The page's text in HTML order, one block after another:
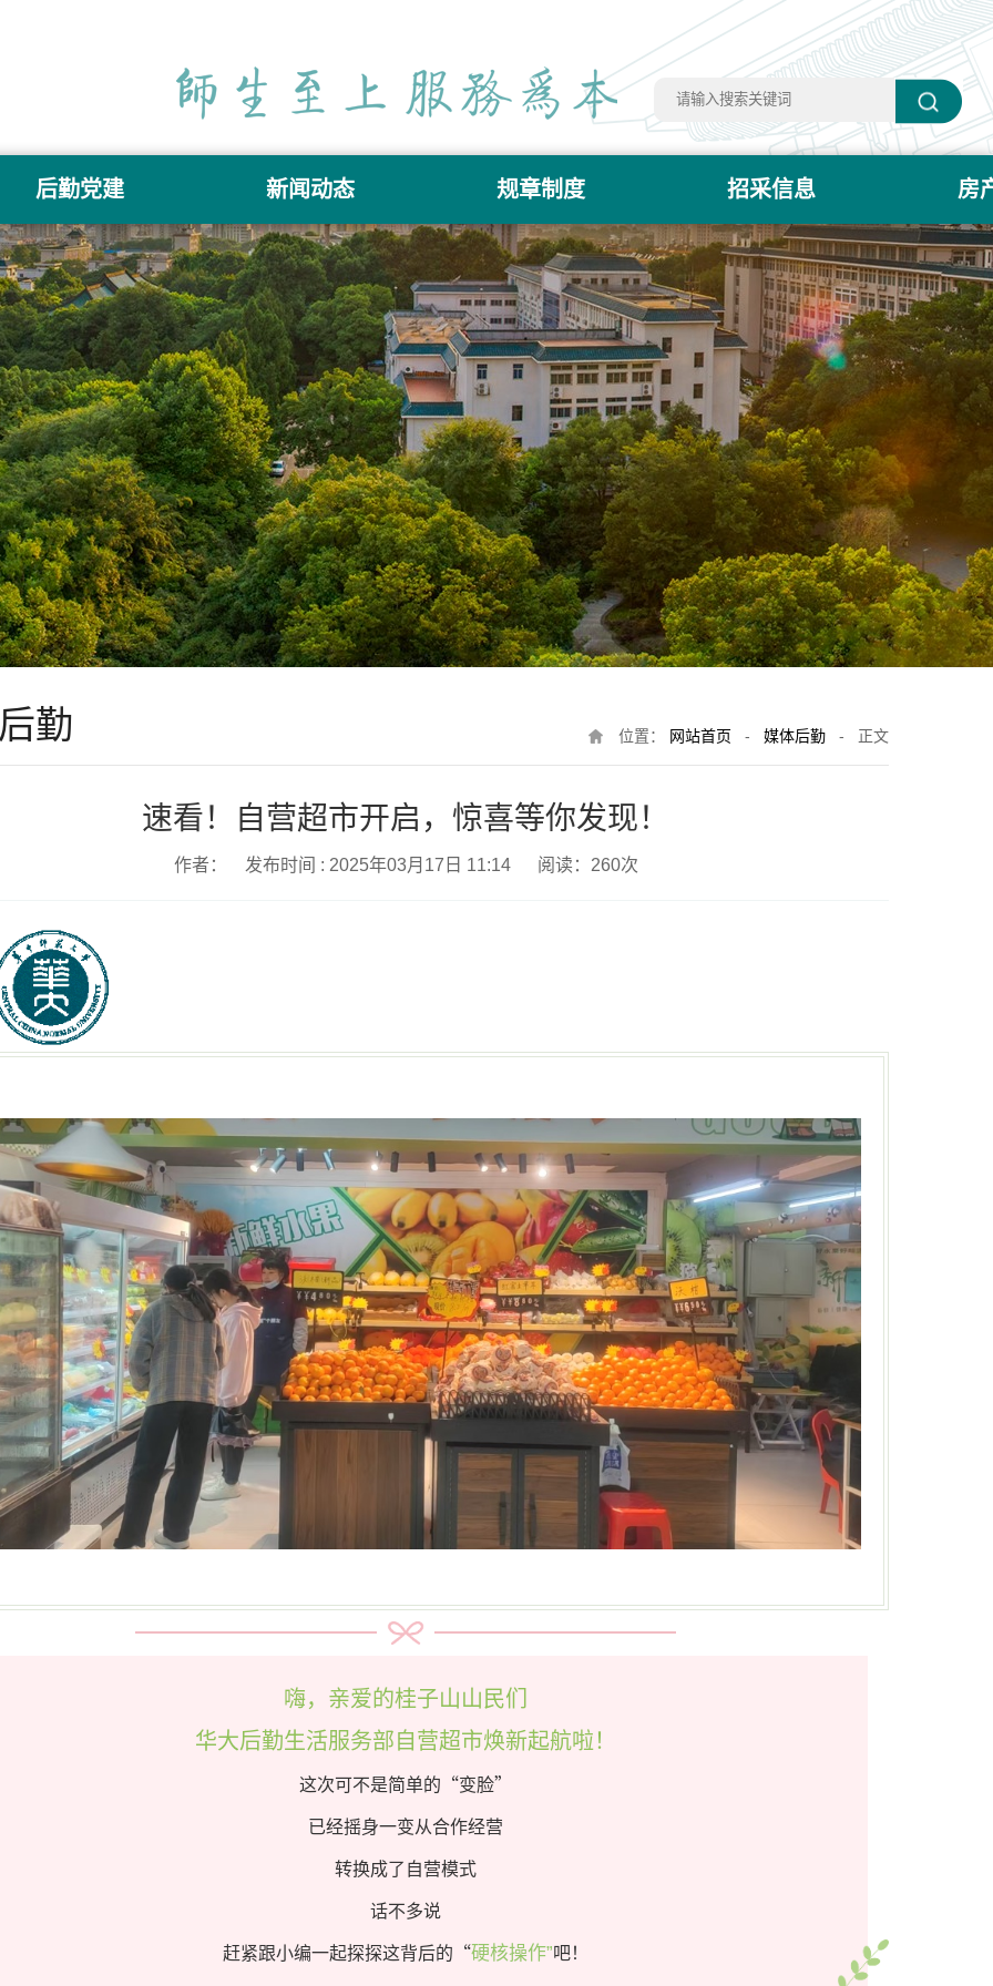
后勤党建 新闻动态 规章制度 招采信息 房
勤 位置： 网站首页 - 媒体后勤 - 正文
速看！自营超市开启，惊喜等你发现！
作者： 发布时间 : 2025年03月17日 11:14 阅读： 260次
嗨，亲爱的桂子山山民们
华大后勤生活服务部自营超市焕新起航啦！
这次可不是简单的“变脸”
已经摇身一变从合作经营
转换成了自营模式
话不多说
赶紧跟小编一起探探这背后的“硬核操作”吧！